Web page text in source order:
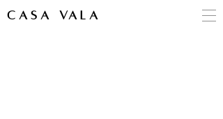
CASA VALA